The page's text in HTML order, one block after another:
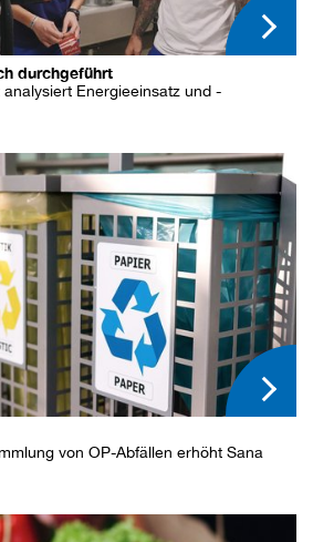
durchgeführt
Energieeinsatz und -
von OP-Abfällen erhöht Sana